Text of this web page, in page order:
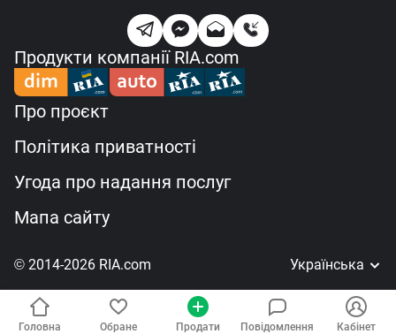
Головна Обране Продати Повідомлення Кабінет
Продукти компанії RIA.com
Про проєкт
Політика приватності
Угода про надання послуг
Мапа сайту
© 2014-2026 RIA.com Українська